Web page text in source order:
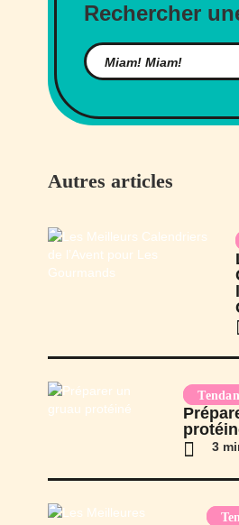
Rechercher
Autres articles
3